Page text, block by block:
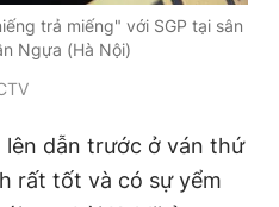
trả miếng" với SGP tại sân
Ngựa (Hà Nội)
lên dẫn trước ở ván thứ
rất tốt và có sự yểm